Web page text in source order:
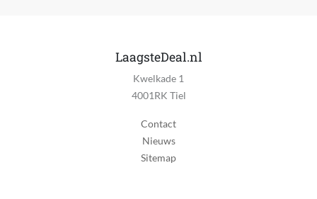
LaagsteDeal.nl
Kwelkade 1
4001RK Tiel
Contact
Nieuws
Sitemap